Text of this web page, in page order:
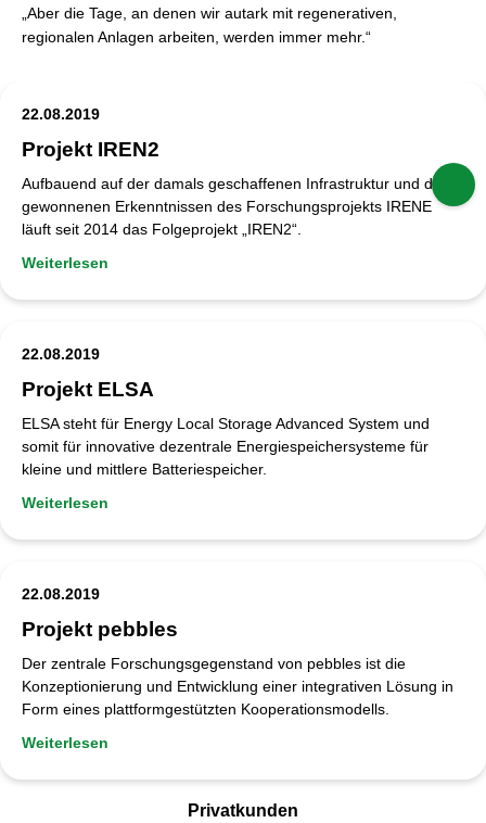
„Aber die Tage, an denen wir autark mit regenerativen,
regionalen Anlagen arbeiten, werden immer mehr.“
22.08.2019
Projekt IREN2
Aufbauend auf der damals geschaffenen Infrastruktur und den
gewonnenen Erkenntnissen des Forschungsprojekts IRENE
läuft seit 2014 das Folgeprojekt „IREN2“.
Weiterlesen
22.08.2019
Projekt ELSA
ELSA steht für Energy Local Storage Advanced System und
somit für innovative dezentrale Energiespeichersysteme für
kleine und mittlere Batteriespeicher.
Weiterlesen
22.08.2019
Projekt pebbles
Der zentrale Forschungsgegenstand von pebbles ist die
Konzeptionierung und Entwicklung einer integrativen Lösung in
Form eines plattformgestützten Kooperationsmodells.
Weiterlesen
Privatkunden